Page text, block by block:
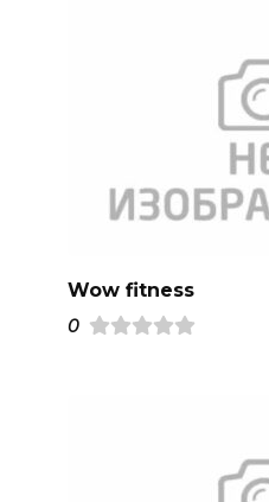
Wow fitness
0